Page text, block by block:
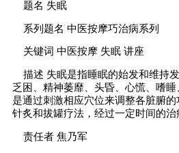
题名 失眠
系列题名 中医按摩巧治病系列
关键词 中医按摩 失眠 讲座
描述 失眠是指睡眠的始发和维持
乏困、精神萎靡、头昏、心慌、嗜
是通过刺激相应穴位来调整各脏腑
针炙和拔罐疗法，经过一定时间的治
责任者 焦乃军